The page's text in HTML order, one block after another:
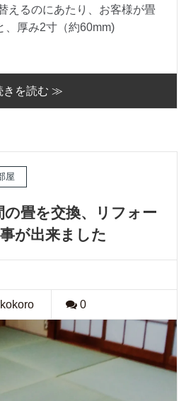
えるのにあたり、お客様が畳
、厚み2寸（約60mm)
きを読む ≫
屋
の畳を交換、リフォー
が出来ました
0